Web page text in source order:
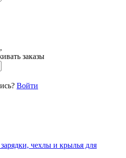
заказы
Войти
чехлы и крылья для